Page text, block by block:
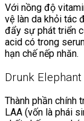
Với nồng độ
vệ làn da khỏi tác
đẩy sự phát triển
acid có trong
hạn chế nếp nhăn.
Drunk
Thành phần chính
LAA (vốn là phái